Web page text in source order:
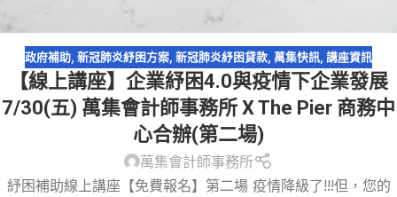
政府補助 新冠肺炎紓困方案 新冠肺炎紓困貸款 萬集快訊 講座資訊
【線上講座】企業紓困4.0與疫情下企業發展
7/30(五) 萬集會計師事務所 X The Pier 商務中
心合辦(第二場)
萬集會計師事務所
紓困補助線上講座【免費報名】第二場 疫情降級了!!!但，您的